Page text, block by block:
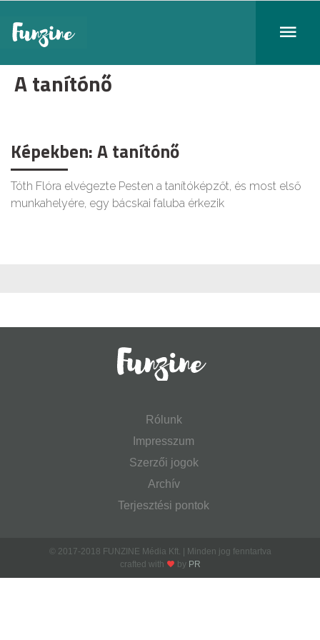
A tanítónő
Képekben: A tanítónő
Tóth Flóra elvégezte Pesten a tanítóképzőt, és most első
munkahelyére, egy bácskai faluba érkezik
Rólunk
Impresszum
Szerzői jogok
Archív
Terjesztési pontok
© 2017-2018 FUNZINE Média Kft. | Minden jog fenntartva
crafted with
by PR